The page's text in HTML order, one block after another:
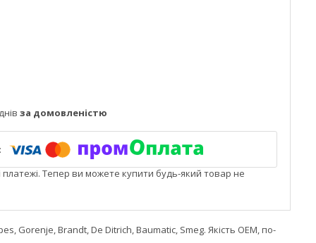
за домовленістю
платежі. Тепер ви можете купити будь-який товар не
Gorenje, Brandt, De Ditrich, Baumatic, Smeg. Якість OEM, по-